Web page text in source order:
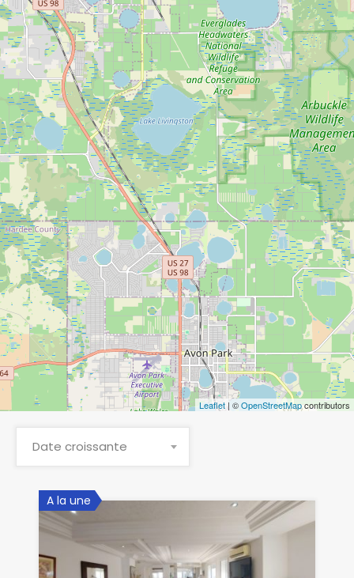
Leaflet | ©OpenStreetMapcontributors
Date croissante
A la une